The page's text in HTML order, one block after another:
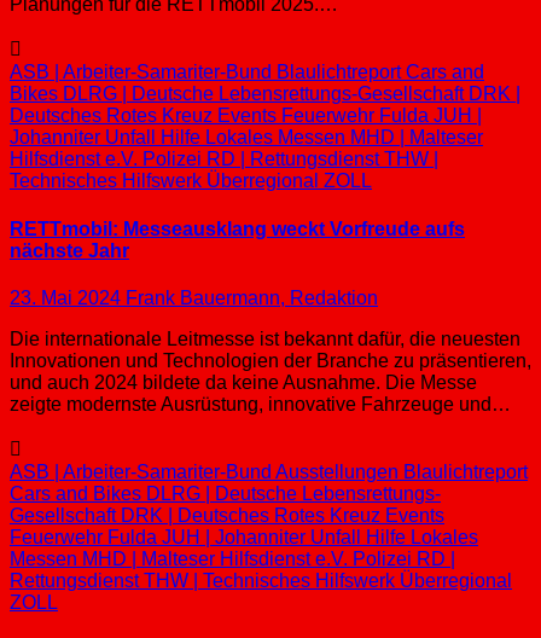
Planungen für die RETTmobil 2025.…
ASB | Arbeiter-Samariter-Bund BlaulichtreportCars and
Bikes DLRG | Deutsche Lebensrettungs-Gesellschaft DRK |
Deutsches Rotes Kreuz Events Feuerwehr Fulda JUH |
Johanniter Unfall Hilfe Lokales Messen MHD | Malteser
Hilfsdienst e.V. Polizei RD | RettungsdienstTHW |
Technisches Hilfswerk Überregional ZOLL
RETTmobil: Messeausklang weckt Vorfreude aufs
nächste Jahr
23. Mai 2024 Frank Bauermann, Redaktion
Die internationale Leitmesse ist bekannt dafür, die neuesten
Innovationen und Technologien der Branche zu präsentieren,
und auch 2024 bildete da keine Ausnahme. Die Messe
zeigte modernste Ausrüstung, innovative Fahrzeuge und…
ASB | Arbeiter-Samariter-Bund Ausstellungen Blaulichtreport
Cars and Bikes DLRG | Deutsche Lebensrettungs-
Gesellschaft DRK | Deutsches Rotes Kreuz Events
Feuerwehr Fulda JUH | Johanniter Unfall Hilfe Lokales
Messen MHD | Malteser Hilfsdienst e.V. Polizei RD |
RettungsdienstTHW | Technisches Hilfswerk Überregional
ZOLL